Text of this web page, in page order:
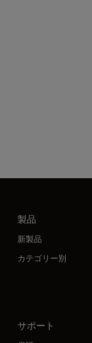
製品
新製品
カテゴリー別
サポート